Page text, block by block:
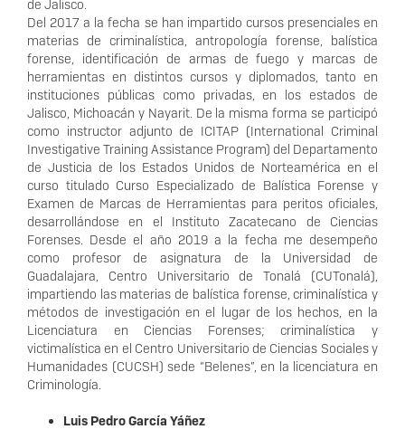
de Jalisco.
Del 2017 a la fecha se han impartido cursos presenciales en
materias de criminalística, antropología forense, balística
forense, identificación de armas de fuego y marcas de
herramientas en distintos cursos y diplomados, tanto en
instituciones públicas como privadas, en los estados de
Jalisco, Michoacán y Nayarit. De la misma forma se participó
como instructor adjunto de ICITAP (International Criminal
Investigative Training Assistance Program) del Departamento
de Justicia de los Estados Unidos de Norteamérica en el
curso titulado Curso Especializado de Balística Forense y
Examen de Marcas de Herramientas para peritos oficiales,
desarrollándose en el Instituto Zacatecano de Ciencias
Forenses. Desde el año 2019 a la fecha me desempeño
como profesor de asignatura de la Universidad de
Guadalajara, Centro Universitario de Tonalá (CUTonalá),
impartiendo las materias de balística forense, criminalística y
métodos de investigación en el lugar de los hechos, en la
Licenciatura en Ciencias Forenses; criminalística y
victimalística en el Centro Universitario de Ciencias Sociales y
Humanidades (CUCSH) sede “Belenes”, en la licenciatura en
Criminología.
Luis Pedro García Yáñez